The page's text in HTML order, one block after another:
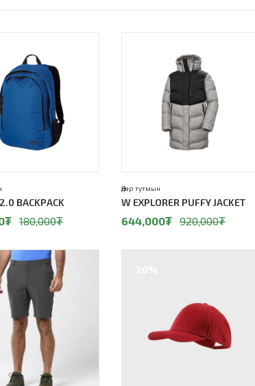
BACKPACK
₮ 180,000₮
W EXPLORER PUFFY JACKET
Өдөр тутмын
644,000₮ 920,000₮